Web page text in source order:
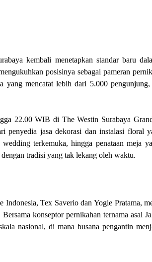
kembali menetapkan standar baru
posisinya sebagai pameran
yang mencatat lebih dari 5.000 pengunjung,
22.00 WIB di The Westin Surabaya
jasa dekorasi dan instalasi floral
terkemuka, hingga penataan meja
tradisi yang tak lekang oleh waktu.
Tex Saverio dan Yogie Pratama,
konseptor pernikahan ternama asal
nasional, di mana busana pengantin